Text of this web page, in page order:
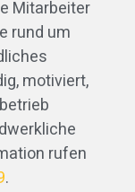
Mitarbeiter
rund um
motiviert,
rufen
.